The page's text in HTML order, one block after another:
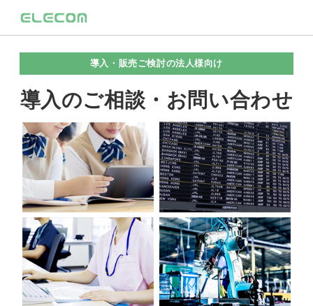
導入・販売ご検討の法人様向け
導入のご相談・お問い合わせ